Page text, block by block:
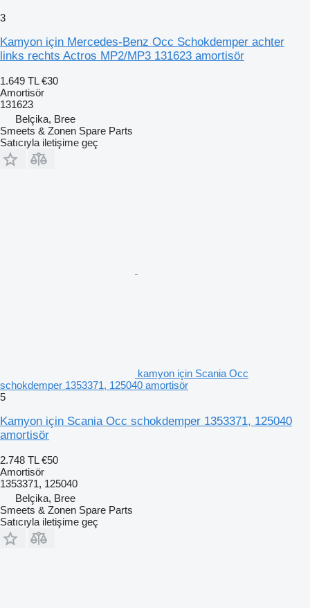
3
Kamyon için Mercedes-Benz Occ Schokdemper achter
links rechts Actros MP2/MP3 131623 amortisör
1.649 TL €30
Amortisör
131623
Belçika, Bree
Smeets & Zonen Spare Parts
Satıcıyla iletişime geç
kamyon için Scania Occ
schokdemper 1353371, 125040 amortisör
5
Kamyon için Scania Occ schokdemper 1353371, 125040
amortisör
2.748 TL €50
Amortisör
1353371, 125040
Belçika, Bree
Smeets & Zonen Spare Parts
Satıcıyla iletişime geç